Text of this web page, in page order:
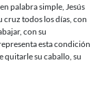
palabra simple, Jesús
cruz todos los días, con
con su
esta condición
quitarle su caballo, su